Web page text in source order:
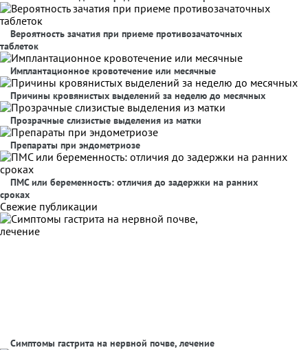
Вероятность зачатия при приеме противозачаточных
таблеток
Имплантационное кровотечение или месячные
Причины кровянистых выделений за неделю до месячных
Прозрачные слизистые выделения из матки
Препараты при эндометриозе
ПМС или беременность: отличия до задержки на ранних
сроках
Свежие публикации
Симптомы гастрита на нервной почве, лечение